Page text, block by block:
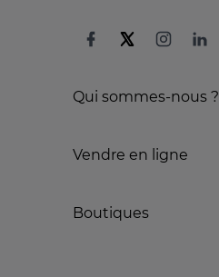
Qui sommes-nous ?
Vendre en ligne
Boutiques